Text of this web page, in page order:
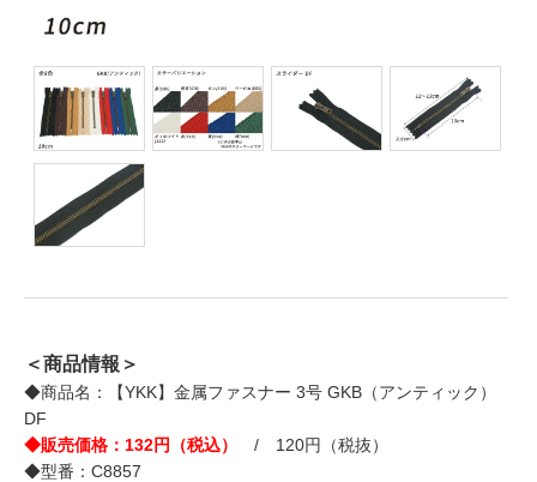
＜商品情報＞
◆商品名：【YKK】金属ファスナー 3号 GKB（アンティック）
DF
◆販売価格：132円（税込）
/ 120円（税抜）
◆型番：C8857